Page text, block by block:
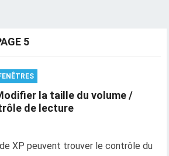
5
la taille du volume /
de lecture
XP peuvent trouver le contrôle du